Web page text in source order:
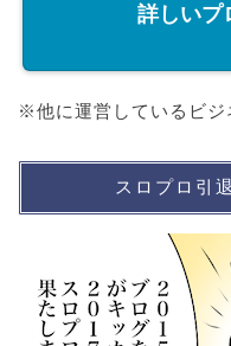
詳しいプ
※他に運営しているビジ
スロプロ引